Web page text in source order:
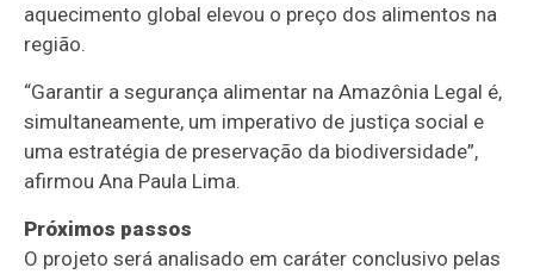
aquecimento global elevou o preço dos alimentos na
região.
“Garantir a segurança alimentar na Amazônia Legal é,
simultaneamente, um imperativo de justiça social e
uma estratégia de preservação da biodiversidade”,
afirmou Ana Paula Lima.
Próximos passos
O projeto será analisado em caráter conclusivo pelas